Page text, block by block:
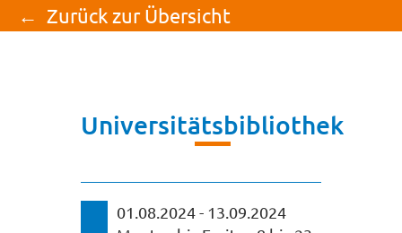
Zurück zur Übersicht
Universitätsbibliothek
01.08.2024 - 13.09.2024